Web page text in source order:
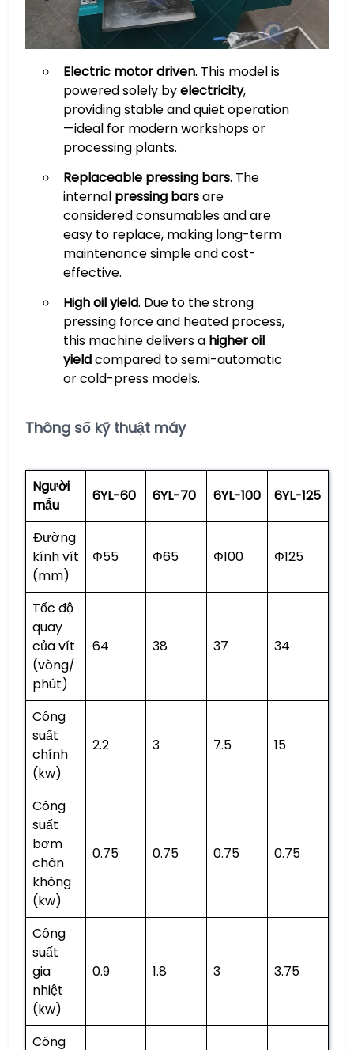
Electric motor driven. This model is
powered solely byelectricity,
providing stable and quiet operation
—ideal for modern workshops or
processing plants.
Replaceable pressing bars. The
internal pressing barsare
considered consumables and are
easy to replace, making long-term
maintenance simple and cost-
effective.
High oil yield. Due to the strong
pressing force and heated process,
this machine delivers a higher oil
yieldcompared to semi-automatic
or cold-press models.
Thông số kỹ thuật máy
Người
mẫu
6YL-60 6YL-70 6YL-100 6YL-125
Đường
kính vít
(mm)
Φ55 Φ65 Φ100 Φ125
Tốc độ
quay
của vít
(vòng/
phút)
64 38 37 34
Công
suất
chính
(kw)
2.2 3 7.5 15
Công
suất
bơm
chân
không
(kw)
0.75 0.75 0.75 0.75
Công
suất
gia
nhiệt
(kw)
0.9 1.8 3 3.75
Công